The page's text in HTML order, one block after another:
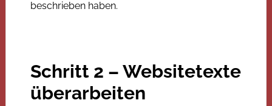
beschrieben haben.
Schritt 2 – Websitetexte
überarbeiten